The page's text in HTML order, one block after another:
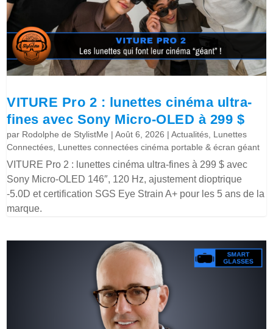
VITURE Pro 2 : lunettes cinéma ultra-
fines avec Sony Micro-OLED à 299 $
par Rodolphe de StylistMe |Août 6, 2026 |Actualités Lunettes
Connectées Lunettes connectées cinéma portable & écran géant
VITURE Pro 2 : lunettes cinéma ultra-fines à 299 $ avec
Sony Micro-OLED 146″, 120 Hz, ajustement dioptrique
-5.0D et certification SGS Eye Strain A+ pour les 5 ans de la
marque.